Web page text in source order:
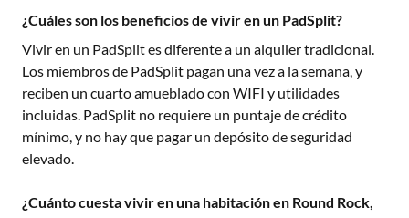
¿Cuáles son los beneficios de vivir en un PadSplit?
Vivir en un PadSplit es diferente a un alquiler tradicional.
Los miembros de PadSplit pagan una vez a la semana, y
reciben un cuarto amueblado con WIFI y utilidades
incluidas. PadSplit no requiere un puntaje de crédito
mínimo, y no hay que pagar un depósito de seguridad
elevado.
¿Cuánto cuesta vivir en una habitación en Round Rock,